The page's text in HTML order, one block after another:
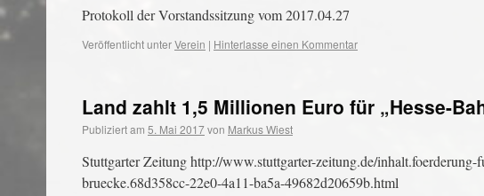
Protokoll der Vorstandssitzung vom 2017.04.27
Veröffentlicht unterVerein | Hinterlasse einen Kommentar
Land zahlt 1,5 Millionen Euro für „Hesse-
Publiziert am 5. Mai 2017von Markus Wiest
Stuttgarter Zeitung http://www.stuttgarter-zeitung.de/
bruecke.68d358cc-22e0-4a11-ba5a-49682d20659b.html